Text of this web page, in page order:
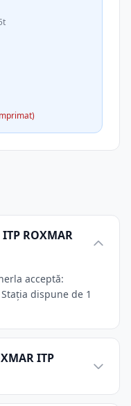
ROXMAR
acceptă:
dispune de 1
ITP